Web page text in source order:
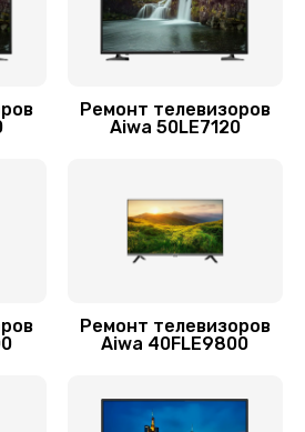
чистка
/ разблокировка
Заказать
Ремонт телевизоров
Aiwa 50LE7120
Ремонт телевизоров
Aiwa 40FLE9800